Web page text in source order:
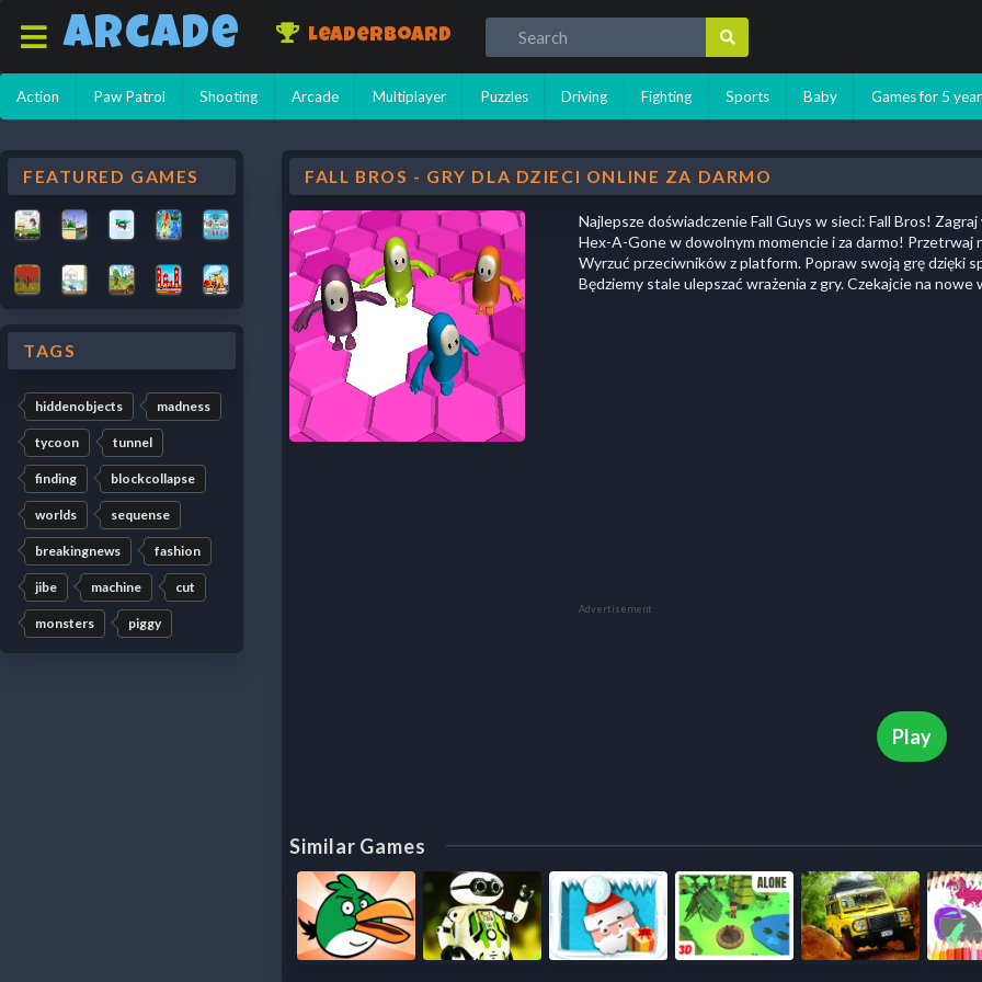
Arcade Leaderboard
Action Paw Patrol Shooting Arcade Multiplayer Puzzles Driving Fighting Sports Baby Games for 5
FEATURED GAMES
TAGS
hiddenobjects madness
tycoon tunnel
finding blockcollapse
worlds sequense
breakingnews fashion
jibe machine cut
monsters piggy
FALL BROS - GRY DLA DZIECI ONLINE ZA DARMO
Najlepsze doświadczenie Fall Guys w sieci: Fall Bros!
Hex-A-Gone w dowolnym momencie i za darmo! Przetrwaj
Wyrzuć przeciwników z platform. Popraw swoją grę dzięki
Będziemy stale ulepszać wrażenia z gry. Czekajcie na nowe
Advertisement
Play
Similar Games